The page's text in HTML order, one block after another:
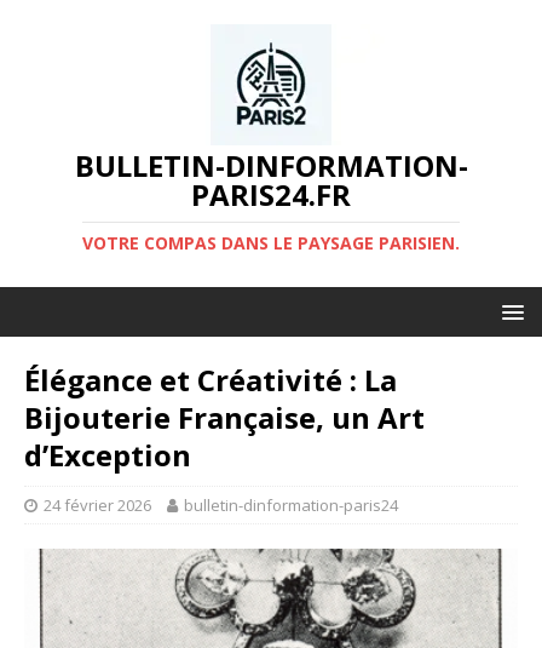
BULLETIN-DINFORMATION-
PARIS24.FR
VOTRE COMPAS DANS LE PAYSAGE PARISIEN.
Élégance et Créativité : La
Bijouterie Française, un Art
d’Exception
24 février 2026 bulletin-dinformation-paris24